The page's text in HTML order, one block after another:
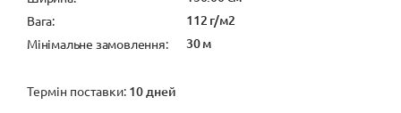
Вага: 112 г/м2
Мінімальне замовлення: 30 м
Термін поставки: 10 дней